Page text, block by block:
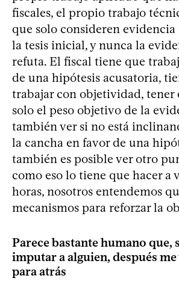
fiscales, el propio trabajo
que solo consideren
la tesis inicial, y nunca la
refuta. El fiscal tiene que
de una hipótesis acusatoria,
trabajar con objetividad, tener
solo el peso objetivo de la
también ver si no está
la cancha en favor de una
también es posible ver otro
como eso lo tiene que hacer a
horas, nosotros entendemos
mecanismos para reforzar la
Parece bastante humano que,
imputar a alguien, después
para atrás